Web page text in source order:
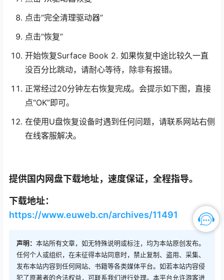
点击“完全清理驱动器”
点击“恢复”
开始恢复Surface Book 2. 如果恢复中途比较久一直
没百分比跳动，请耐心等待，除非有报错。
正常经过20分钟左右恢复完成。会提示如下图，直接
点“OK”即可。
在使用U盘恢复设备时遇到任何问题，请联系网站右侧
在线客服解决。
提供国内网盘下载地址，速度保证，全程指导。
下载地址：
https://www.euweb.cn/archives/11491
声明： 本站所有文章，如无特殊说明或标注，均为本站原创发布。
任何个人或组织，在未征得本站同意时，禁止复制、盗用、采集、
发布本站内容到任何网站、书籍等各类媒体平台。如若本站内容侵
犯了原著者的合法权益，可联系我们进行处理。本平台允许游客进